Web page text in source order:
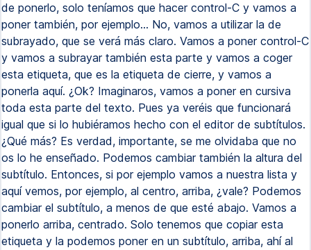
de ponerlo, solo teníamos que hacer control-C y vamos a
poner también, por ejemplo... No, vamos a utilizar la de
subrayado, que se verá más claro. Vamos a poner control-C
y vamos a subrayar también esta parte y vamos a coger
esta etiqueta, que es la etiqueta de cierre, y vamos a
ponerla aquí. ¿Ok? Imaginaros, vamos a poner en cursiva
toda esta parte del texto. Pues ya veréis que funcionará
igual que si lo hubiéramos hecho con el editor de subtítulos.
¿Qué más? Es verdad, importante, se me olvidaba que no
os lo he enseñado. Podemos cambiar también la altura del
subtítulo. Entonces, si por ejemplo vamos a nuestra lista y
aquí vemos, por ejemplo, al centro, arriba, ¿vale? Podemos
cambiar el subtítulo, a menos de que esté abajo. Vamos a
ponerlo arriba, centrado. Solo tenemos que copiar esta
etiqueta y la podemos poner en un subtítulo, arriba, ahí al